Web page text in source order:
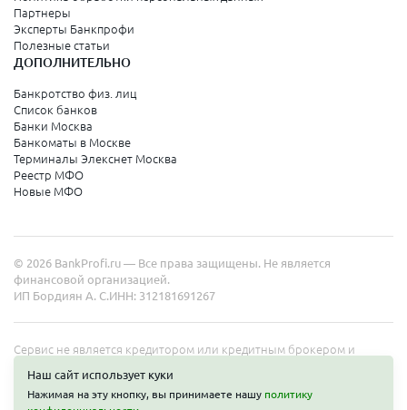
Партнеры
Эксперты Банкпрофи
Полезные статьи
ДОПОЛНИТЕЛЬНО
Банкротство физ. лиц
Список банков
Банки Москва
Банкоматы в Москве
Терминалы Элекснет Москва
Реестр МФО
Новые МФО
© 2026 BankProfi.ru — Все права защищены. Не является
финансовой организацией.
ИП Бордиян А. С.ИНН: 312181691267
Сервис не является кредитором или кредитным брокером и
на сайте не является публичной офертой. Полные условия услуг
уточняйте на сайте организаций.
Наш сайт использует куки
Нажимая на эту кнопку, вы принимаете нашу политику